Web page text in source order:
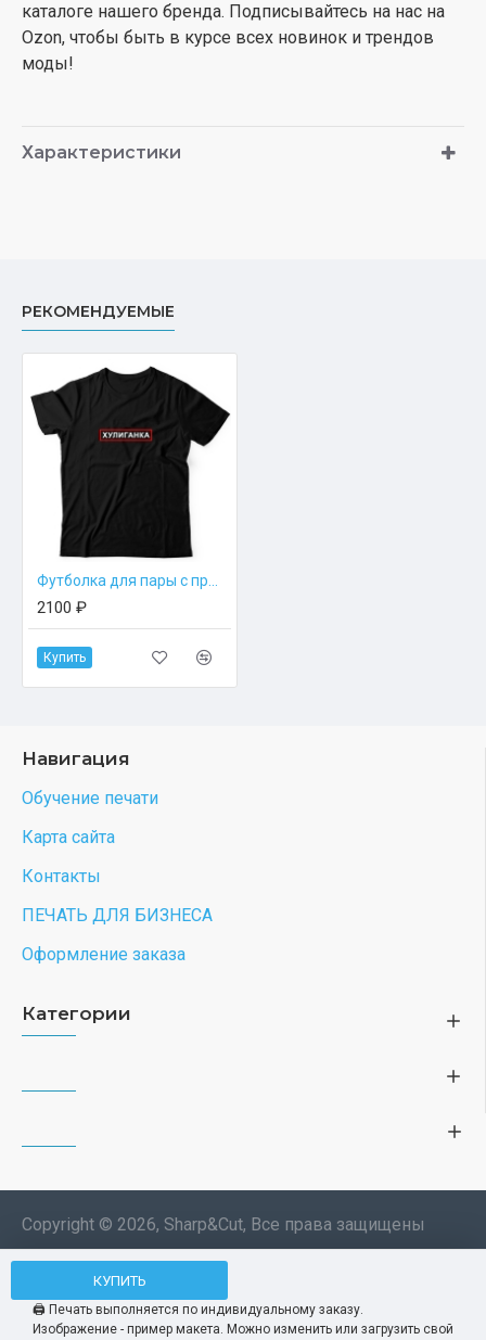
КУПИТЬ
🖨️ Печать выполняется по индивидуальному заказу.
Изображение - пример макета. Можно изменить или загрузить свой
каталоге нашего бренда. Подписывайтесь на нас на
Ozon, чтобы быть в курсе всех новинок и трендов
моды!
Характеристики
РЕКОМЕНДУЕМЫЕ
Футболка для пары с пр...
2100 ₽
Купить
Навигация
Обучение печати
Карта сайта
Контакты
ПЕЧАТЬ ДЛЯ БИЗНЕСА
Оформление заказа
Категории
Copyright © 2026, Sharp&Cut, Все права защищены
Типография. 🖨️ Печать всех
изделий по индивидуальному
заказу. Изображения —
Мы используем файлы cookie, чтобы вам
было удобнее пользоваться нашим сайтом.